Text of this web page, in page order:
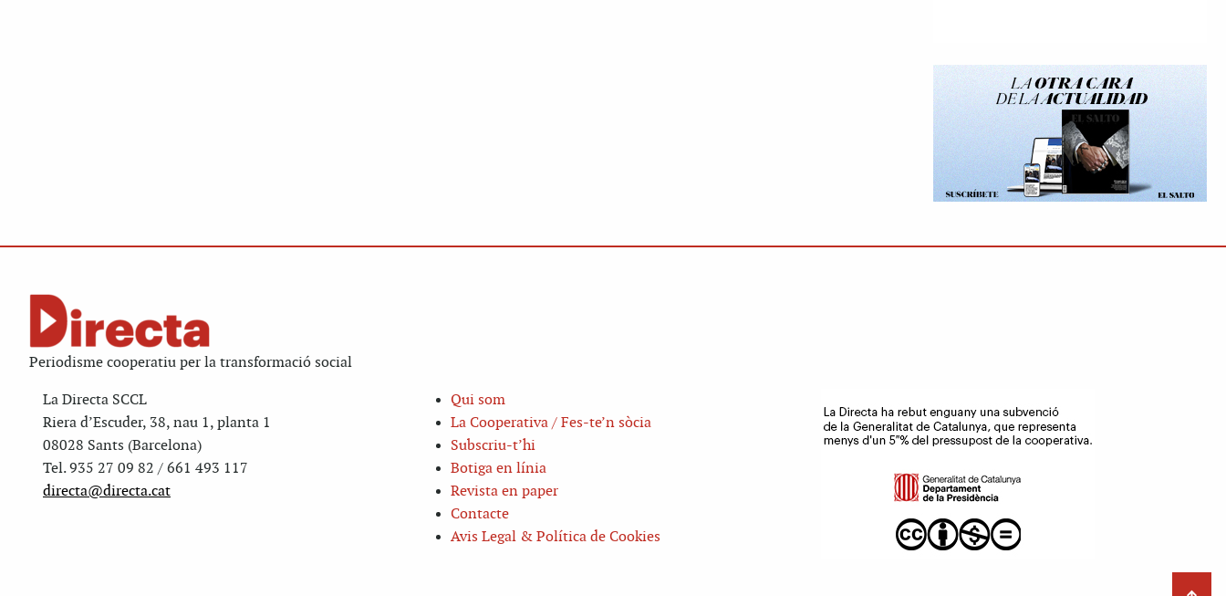
Periodisme cooperatiu per la transformació social
La Directa SCCL
Riera d’Escuder, 38, nau 1, planta 1
08028 Sants (Barcelona)
Tel. 935 27 09 82 / 661 493 117
directa@directa.cat
Qui som
La Cooperativa / Fes-te’n sòcia
Subscriu-t’hi
Botiga en línia
Revista en paper
Contacte
Avis Legal & Política de Cookies